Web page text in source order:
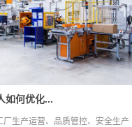
如何优化...
生产运营、品质管控、安全生产